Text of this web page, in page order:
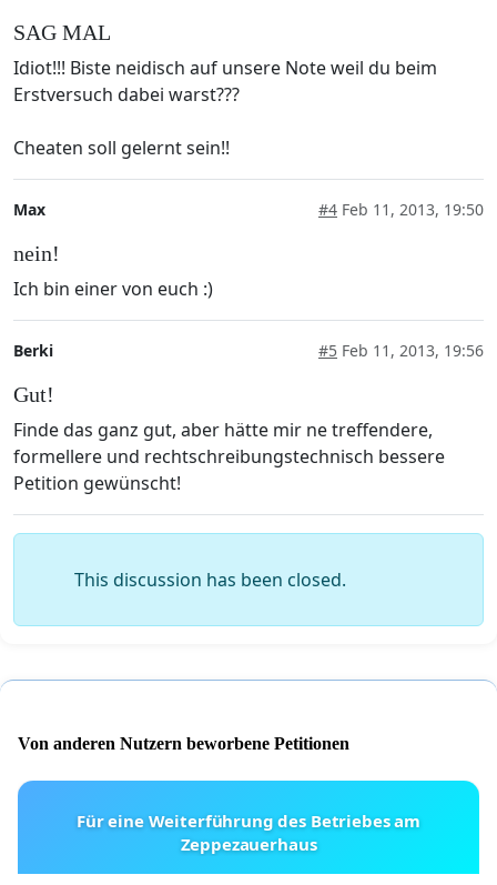
SAG MAL
Idiot!!! Biste neidisch auf unsere Note weil du beim
Erstversuch dabei warst???
Cheaten soll gelernt sein!!
Max #4 Feb 11, 2013, 19:50
nein!
Ich bin einer von euch :)
Berki #5 Feb 11, 2013, 19:56
Gut!
Finde das ganz gut, aber hätte mir ne treffendere,
formellere und rechtschreibungstechnisch bessere
Petition gewünscht!
This discussion has been closed.
Von anderen Nutzern beworbene Petitionen
Für eine Weiterführung des Betriebes am
Zeppezauerhaus